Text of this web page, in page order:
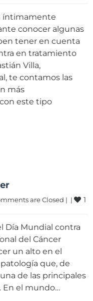
íntimamente
conocer algunas
tener en cuenta
en tratamiento
Villa,
te contamos las
más
este tipo
are Closed | | 1
Día Mundial contra
del Cáncer
un alto en el
que, de
de las principales
En el mundo…